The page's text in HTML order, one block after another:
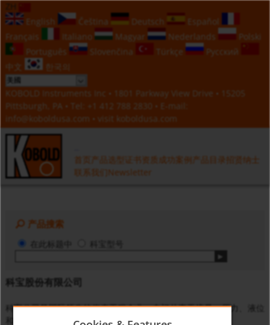
English
Čeština Deutsch
Español
Français
Italiano Magyar Nederlands
Polski
Português
Slovenčina Türkçe
Русский
中文
한국의
KOBOLD Instruments Inc • 1801 Parkway View Drive • 15205
Pittsburgh, PA • Tel:
+1 412 788 2830 • E-mail:
info@koboldusa.com • visit koboldusa.com
首页 产品选型 证书资质 成功案例 产品目录 招贤纳士
联系我们 Newsletter
产品搜索
在此标题中 科宝型号
科宝股份有限公司
科宝公司是国际领先的仪表工程企业，专门从事于流量、压力、液位
和温度等物理量的监控、测量与调节。